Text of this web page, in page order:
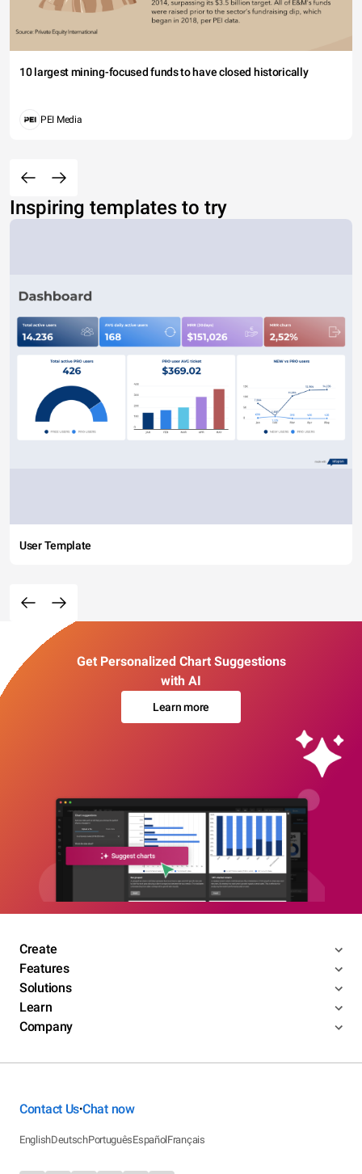
10 largest mining-focused funds to have closed historically
PEI Media
Inspiring templates to try
User Template
Get Personalized Chart Suggestions
with AI
Learn more
Create
Features
Solutions
Learn
Company
Contact Us•Chat now
EnglishDeutschPortuguêsEspañolFrançais